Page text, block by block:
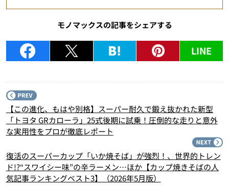
モノマックスの記事をシェアする
LINE
【この進化、もはや別格】スーパー耐久で鍛え抜かれた新型
「トヨタ GRカローラ」25式後期に試乗！圧倒的な走りと意外
な実用性をプロが徹底レポート
復活のスーパーカップ「いか焼そば」が強烈！、世界的トレン
ド!?“スワイシー味”の辛ラーメン…ほか【カップ焼きそばの人
気記事ランキングベスト3】（2026年5月版）